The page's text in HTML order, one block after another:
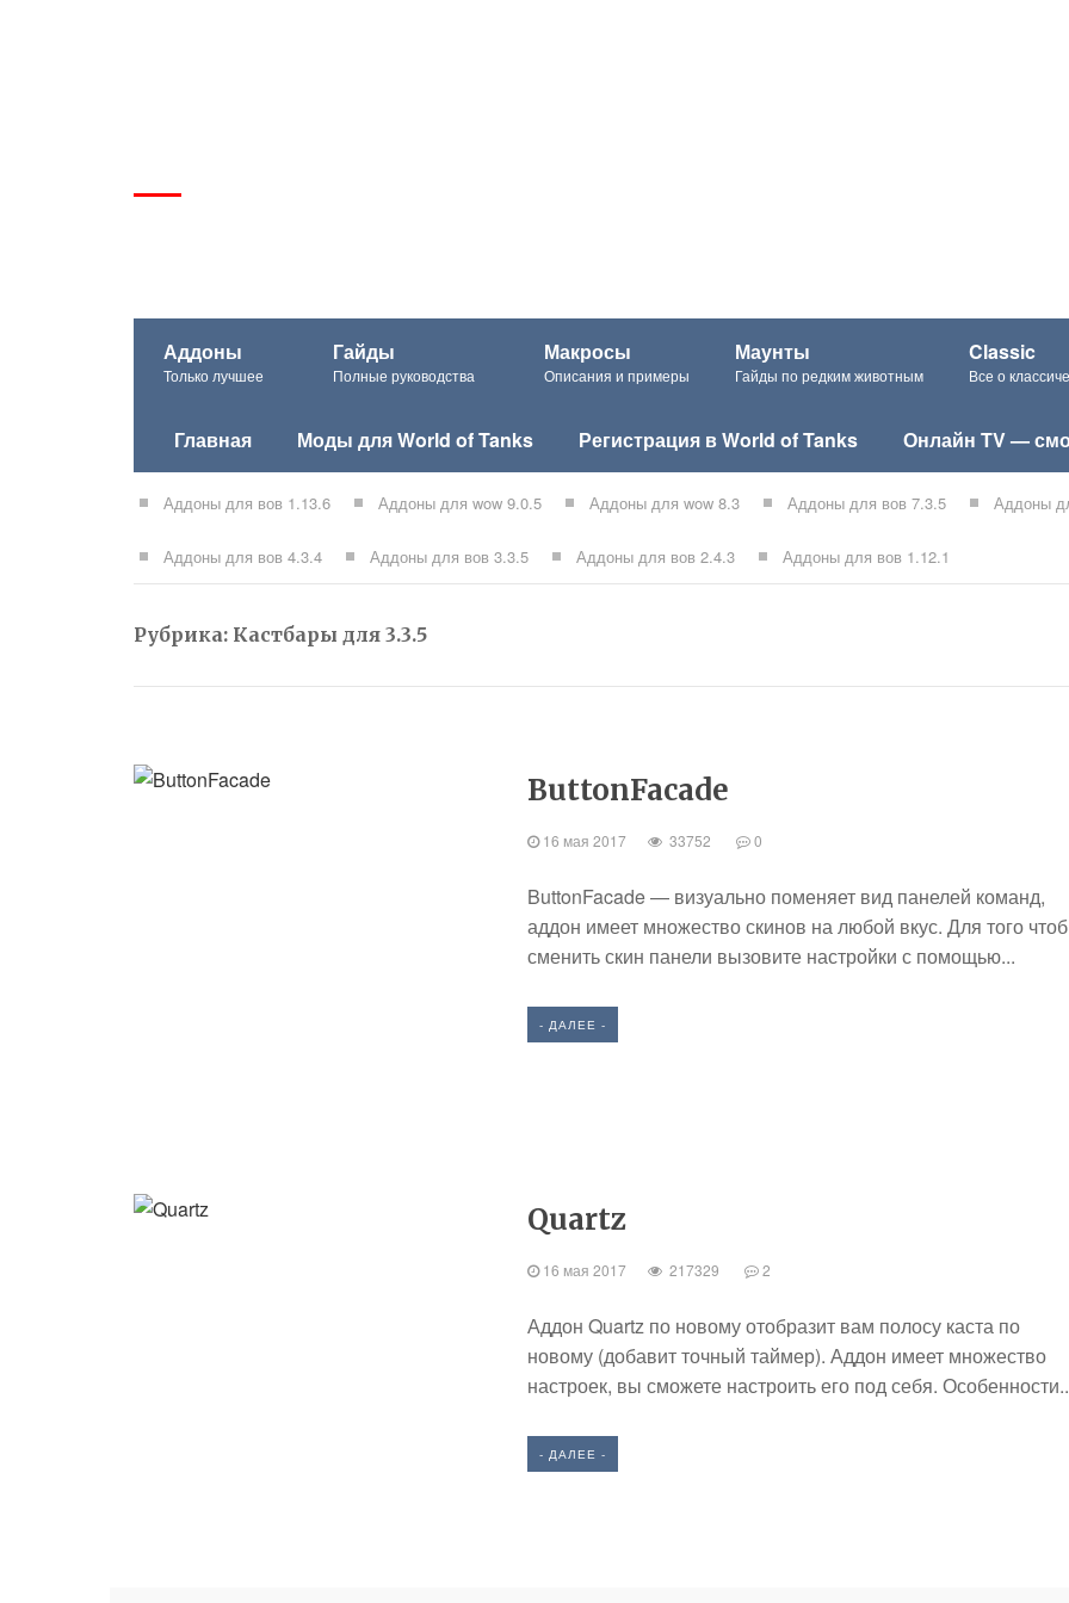
Аддоны
Только лучшее
Гайды
Полные руководства
Макросы
Описания и примеры
Маунты
Гайды по редким животным
Classic
Все о
Главная Моды для World of Tanks Регистрация в World of Tanks Онлайн TV —
Аддоны для вов 1.13.6 Аддоны для wow 9.0.5 Аддоны для wow 8.3 Аддоны для вов 7.3.5 Аддоны
Аддоны для вов 4.3.4 Аддоны для вов 3.3.5 Аддоны для вов 2.4.3 Аддоны для вов 1.12.1
Рубрика: Кастбары для 3.3.5
ButtonFacade
16 мая 2017 33752 0
ButtonFacade — визуально поменяет вид панелей команд,
аддон имеет множество скинов на любой вкус. Для того
сменить скин панели вызовите настройки с помощью...
- ДАЛЕЕ -
Quartz
16 мая 2017 217329 2
Аддон Quartz по новому отобразит вам полосу каста по
новому (добавит точный таймер). Аддон имеет множество
настроек, вы сможете настроить его под себя.
- ДАЛЕЕ -